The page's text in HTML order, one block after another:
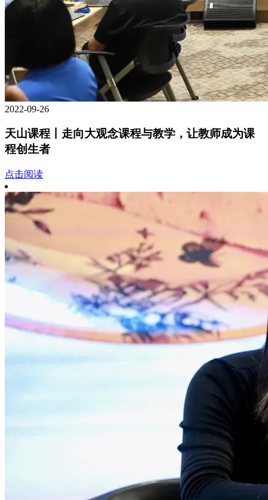
2022-09-26
天山课程丨走向大观念课程与教学，让教师成为课
程创生者
点击阅读